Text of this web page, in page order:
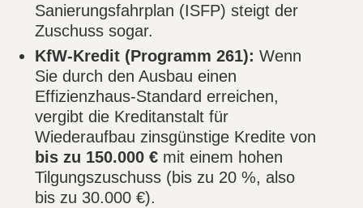
Sanierungsfahrplan (ISFP) steigt der
Zuschuss sogar.
KfW-Kredit (Programm 261): Wenn
Sie durch den Ausbau einen
Effizienzhaus-Standard erreichen,
vergibt die Kreditanstalt für
Wiederaufbau zinsgünstige Kredite von
bis zu 150.000 € mit einem hohen
Tilgungszuschuss (bis zu 20 %, also
bis zu 30.000 €).